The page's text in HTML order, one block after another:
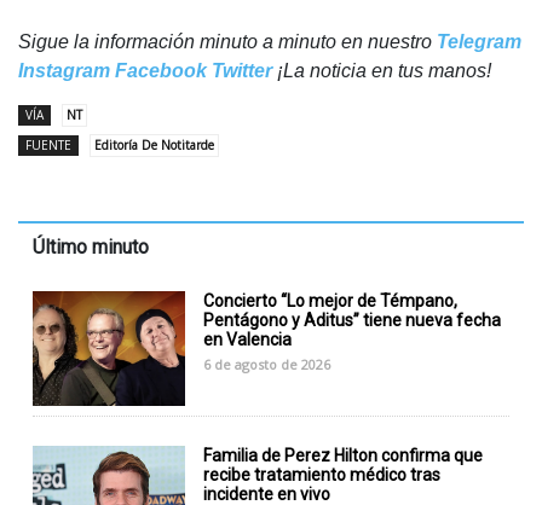
Sigue la información minuto a minuto en nuestro Telegram
Instagram Facebook Twitter¡La noticia en tus manos!
VÍA
NT
FUENTE
Editoría De Notitarde
Último minuto
Concierto “Lo mejor de Témpano,
Pentágono y Aditus” tiene nueva fecha
en Valencia
6 de agosto de 2026
Familia de Perez Hilton confirma que
recibe tratamiento médico tras
incidente en vivo